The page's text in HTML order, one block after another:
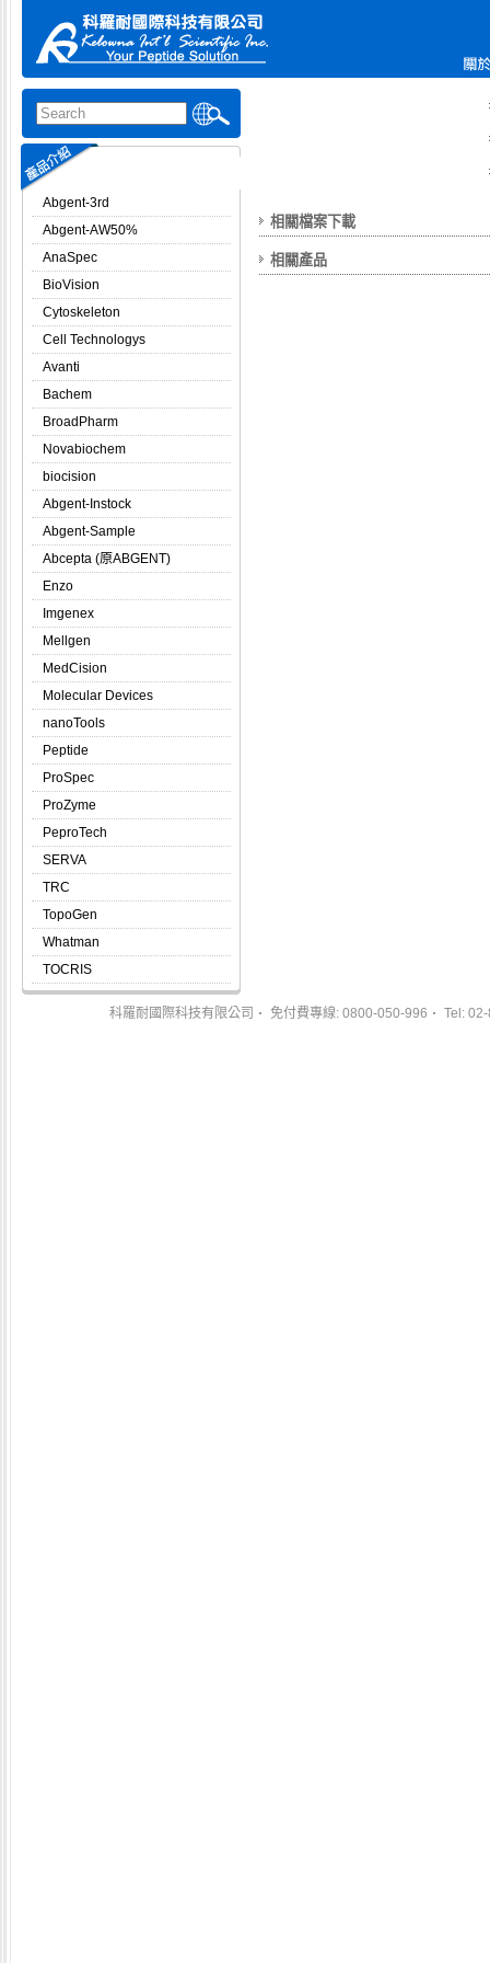
Abgent-3rd
Abgent-AW50%
AnaSpec
BioVision
Cytoskeleton
Cell Technologys
Avanti
Bachem
BroadPharm
Novabiochem
biocision
Abgent-Instock
Abgent-Sample
Abcepta (原ABGENT)
Enzo
Imgenex
Mellgen
MedCision
Molecular Devices
nanoTools
Peptide
ProSpec
ProZyme
PeproTech
SERVA
TRC
TopoGen
Whatman
TOCRIS
相關檔案下載
相關產品
科羅耐國際科技有限公司 免付費專線: 0800-050-996 Tel: